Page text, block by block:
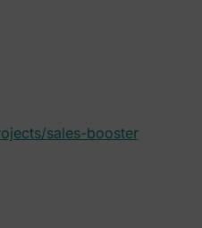
sales-booster